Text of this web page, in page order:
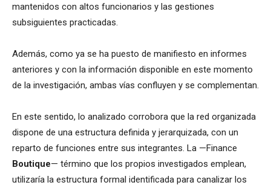
mantenidos con altos funcionarios y las gestiones
subsiguientes practicadas.
Además, como ya se ha puesto de manifiesto en informes
anteriores y con la información disponible en este momento
de la investigación, ambas vías confluyen y se complementan.
En este sentido, lo analizado corrobora que la red organizada
dispone de una estructura definida y jerarquizada, con un
reparto de funciones entre sus integrantes. La —Finance
Boutique— término que los propios investigados emplean,
utilizaría la estructura formal identificada para canalizar los